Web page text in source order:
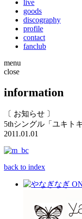
live
goods
discography
profile
contact
fanclub
menu
close
information
〔 お知らせ 〕
5thシングル「ユキト
2011.01.01
back to index